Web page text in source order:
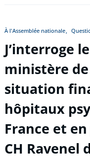
À l'Assemblée nationale
J’interroge
ministère
situation
hôpitaux
France et
CH Ravenel